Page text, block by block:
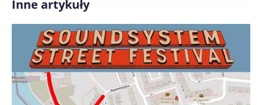
Treść komentarza*
Inne artykuły